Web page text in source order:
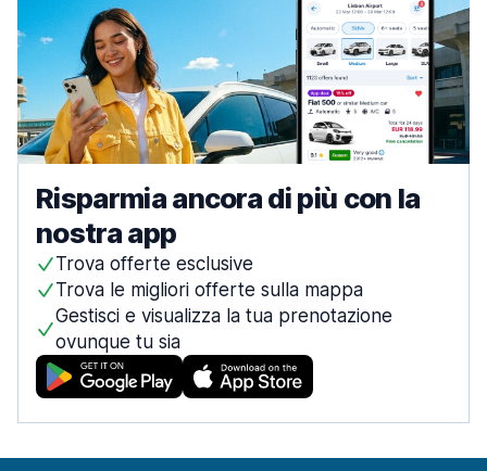
Risparmia ancora di più con la
nostra app
Trova offerte esclusive
Trova le migliori offerte sulla mappa
Gestisci e visualizza la tua prenotazione
ovunque tu sia